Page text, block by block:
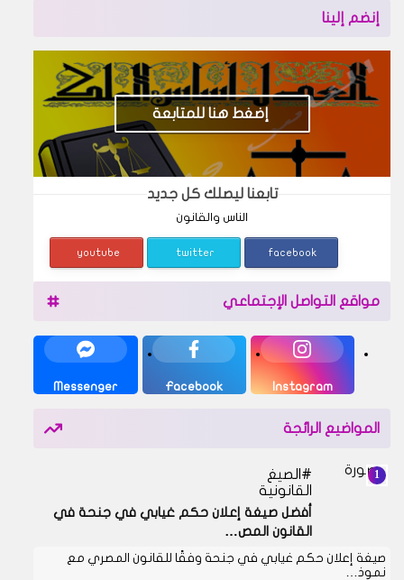
إنضم إلينا
إضغط هنا للمتابعة
تابعنا ليصلك كل جديد
الناس والقانون
facebook
twitter
youtube
مواقع التواصل الإجتماعي
Instagram
Facebook
Messenger
المواضيع الرائجة
الصيغ
القانونية
أفضل صيغة إعلان حكم غيابي في جنحة في
القانون المص…
صيغة إعلان حكم غيابي في جنحة وفقًا للقانون المصري مع
نموذ…